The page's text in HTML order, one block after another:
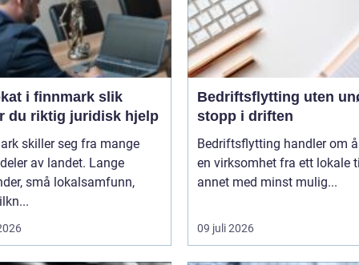
i finnmark slik
du riktig juridisk hjelp
skiller seg fra mange
av landet. Lange
små lokalsamfunn,
Bedriftsflytting uten
stopp i driften
Bedriftsflytting handler om
en virksomhet fra ett lokale
annet med minst mulig...
09 juli 2026